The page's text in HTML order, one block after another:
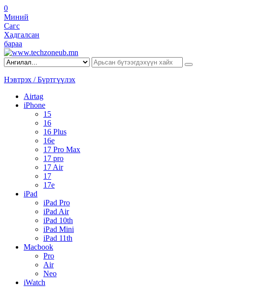
0
Миний
Сагс
Хадгалсан
бараа
Нэвтрэх / Бүртгүүлэх
Airtag
iPhone
15
16
16 Plus
16e
17 Pro Max
17 pro
17 Air
17
17e
iPad
iPad Pro
iPad Air
iPad 10th
iPad Mini
iPad 11th
Macbook
Pro
Air
Neo
iWatch